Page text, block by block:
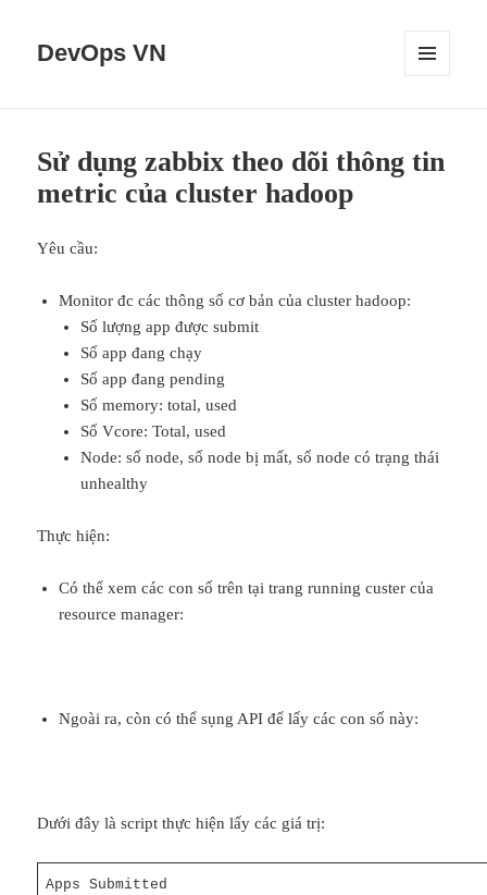
DevOps VN
Sử dụng zabbix theo dõi thông tin
metric của cluster hadoop
Yêu cầu:
Monitor đc các thông số cơ bản của cluster hadoop:
Số lượng app được submit
Số app đang chạy
Số app đang pending
Số memory: total, used
Số Vcore: Total, used
Node: số node, số node bị mất, số node có trạng thái
unhealthy
Thực hiện:
Có thể xem các con số trên tại trang running custer của
resource manager:
Ngoài ra, còn có thể sụng API để lấy các con số này:
Dưới đây là script thực hiện lấy các giá trị:
Apps Submitted